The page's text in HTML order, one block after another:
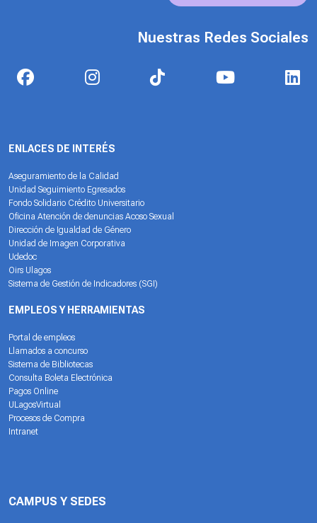
ENLACES DE INTERÉS
Aseguramiento de la Calidad
Unidad Seguimiento Egresados
Fondo Solidario Crédito Universitario
Oficina Atención de denuncias Acoso Sexual
Dirección de Igualdad de Género
Unidad de Imagen Corporativa
Udedoc
Oirs Ulagos
Sistema de Gestión de Indicadores (SGI)
EMPLEOS Y HERRAMIENTAS
Portal de empleos
Llamados a concurso
Sistema de Bibliotecas
Consulta Boleta Electrónica
Pagos Online
ULagosVirtual
Procesos de Compra
Intranet
CAMPUS Y SEDES
Nuestras Redes Sociales